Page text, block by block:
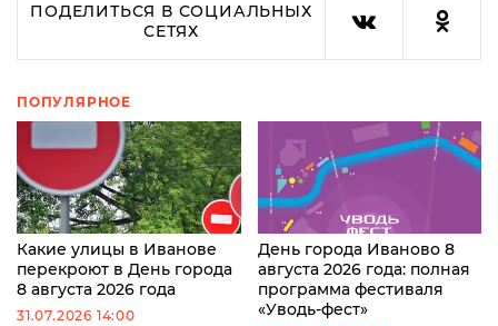
ПОДЕЛИТЬСЯ В СОЦИАЛЬНЫХ
СЕТЯХ
ПОПУЛЯРНОЕ
Какие улицы в Иванове
перекроют в День города
8 августа 2026 года
31.07.2026 14:00
День города Иваново 8
августа 2026 года: полная
программа фестиваля
«Уводь-фест»